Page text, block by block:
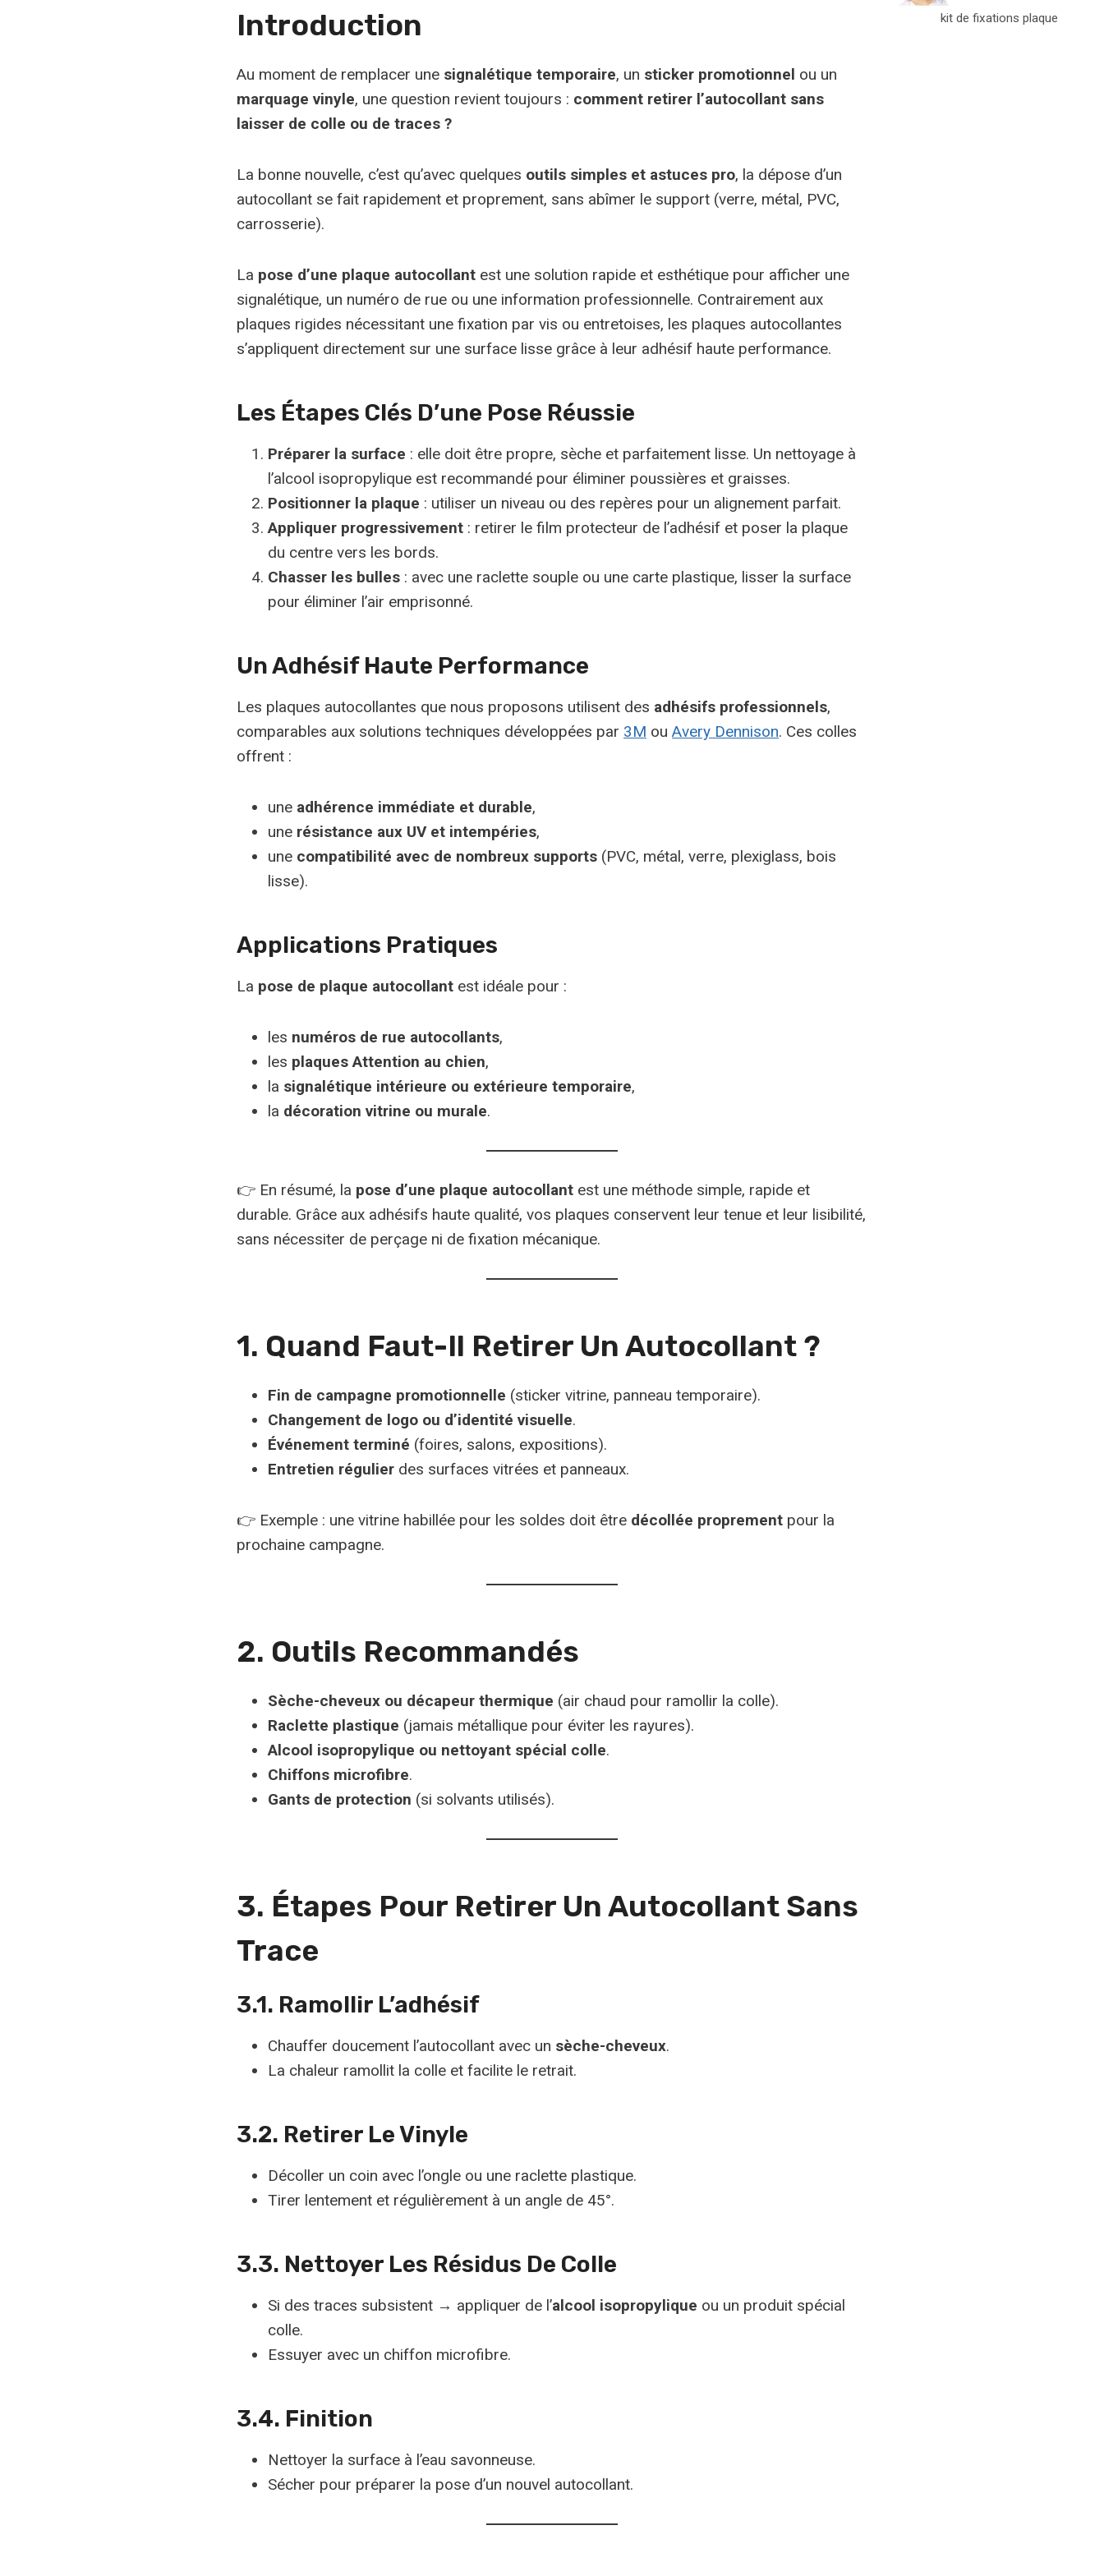
Introduction
Au moment de remplacer une signalétique temporaire, un sticker promotionnel ou un
marquage vinyle, une question revient toujours : comment retirer l’autocollant sans
laisser de colle ou de traces ?
La bonne nouvelle, c’est qu’avec quelques outils simples et astuces pro, la dépose d’un
autocollant se fait rapidement et proprement, sans abîmer le support (verre, métal, PVC,
carrosserie).
La pose d’une plaque autocollant est une solution rapide et esthétique pour afficher une
signalétique, un numéro de rue ou une information professionnelle. Contrairement aux
plaques rigides nécessitant une fixation par vis ou entretoises, les plaques autocollantes
s’appliquent directement sur une surface lisse grâce à leur adhésif haute performance.
Les Étapes Clés D’une Pose Réussie
Préparer la surface : elle doit être propre, sèche et parfaitement lisse. Un nettoyage à
l’alcool isopropylique est recommandé pour éliminer poussières et graisses.
Positionner la plaque : utiliser un niveau ou des repères pour un alignement parfait.
Appliquer progressivement : retirer le film protecteur de l’adhésif et poser la plaque
du centre vers les bords.
Chasser les bulles : avec une raclette souple ou une carte plastique, lisser la surface
pour éliminer l’air emprisonné.
Un Adhésif Haute Performance
Les plaques autocollantes que nous proposons utilisent des adhésifs professionnels,
comparables aux solutions techniques développées par 3M ou Avery Dennison. Ces colles
offrent :
une adhérence immédiate et durable,
une résistance aux UV et intempéries,
une compatibilité avec de nombreux supports (PVC, métal, verre, plexiglass, bois
lisse).
Applications Pratiques
La pose de plaque autocollant est idéale pour :
les numéros de rue autocollants,
les plaques Attention au chien,
la signalétique intérieure ou extérieure temporaire,
la décoration vitrine ou murale.
👉 En résumé, la pose d’une plaque autocollant est une méthode simple, rapide et
durable. Grâce aux adhésifs haute qualité, vos plaques conservent leur tenue et leur lisibilité,
sans nécessiter de perçage ni de fixation mécanique.
1. Quand Faut-Il Retirer Un Autocollant ?
Fin de campagne promotionnelle (sticker vitrine, panneau temporaire).
Changement de logo ou d’identité visuelle.
Événement terminé (foires, salons, expositions).
Entretien régulier des surfaces vitrées et panneaux.
👉 Exemple : une vitrine habillée pour les soldes doit être décollée proprement pour la
prochaine campagne.
2. Outils Recommandés
Sèche-cheveux ou décapeur thermique (air chaud pour ramollir la colle).
Raclette plastique (jamais métallique pour éviter les rayures).
Alcool isopropylique ou nettoyant spécial colle.
Chiffons microfibre.
Gants de protection (si solvants utilisés).
3. Étapes Pour Retirer Un Autocollant Sans
Trace
3.1. Ramollir L’adhésif
Chauffer doucement l’autocollant avec un sèche-cheveux.
La chaleur ramollit la colle et facilite le retrait.
3.2. Retirer Le Vinyle
Décoller un coin avec l’ongle ou une raclette plastique.
Tirer lentement et régulièrement à un angle de 45°.
3.3. Nettoyer Les Résidus De Colle
Si des traces subsistent → appliquer de l’alcool isopropylique ou un produit spécial
colle.
Essuyer avec un chiffon microfibre.
3.4. Finition
Nettoyer la surface à l’eau savonneuse.
Sécher pour préparer la pose d’un nouvel autocollant.
kit de fixations plaque